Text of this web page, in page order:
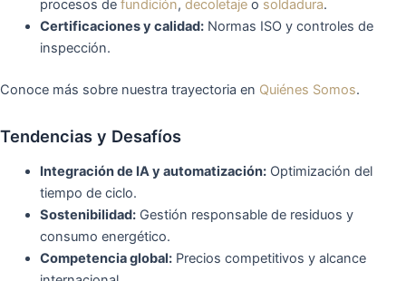
procesos de fundición, decoletajeo soldadura.
Certificaciones y calidad:Normas ISO y controles de
inspección.
Conoce más sobre nuestra trayectoria en Quiénes Somos.
Tendencias y Desafíos
Integración de IA y automatización:Optimización del
tiempo de ciclo.
Sostenibilidad:Gestión responsable de residuos y
consumo energético.
Competencia global:Precios competitivos y alcance